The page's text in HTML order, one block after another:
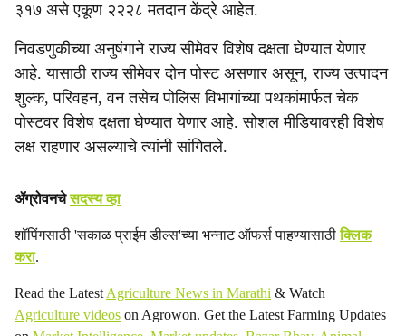
३१७ असे एकूण २२२८ मतदान केंद्रे आहेत.
निवडणुकीच्या अनुषंगाने राज्य सीमेवर विशेष दक्षता घेण्यात येणार
आहे. यासाठी राज्य सीमेवर दोन पोस्ट असणार असून, राज्य उत्पादन
शुल्क, परिवहन, वन तसेच पोलिस विभागांच्या पथकांमार्फत चेक
पोस्टवर विशेष दक्षता घेण्यात येणार आहे. सोशल मीडियावरही विशेष
लक्ष राहणार असल्याचे त्यांनी सांगितले.
ॲग्रोवनचेसदस्य व्हा
शॉपिंगसाठी 'सकाळ प्राईम डील्स'च्या भन्नाट ऑफर्स पाहण्यासाठीक्लिक
करा.
Read the Latest Agriculture News in Marathi & Watch
Agriculture videos on Agrowon. Get the Latest Farming Updates